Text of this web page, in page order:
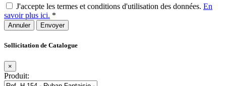
J'accepte les termes et conditions d'utilisation des données. En
savoir plus ici. *
Annuler
Sollicitation de Catalogue
×
Produit: